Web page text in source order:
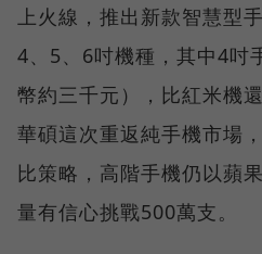
上火線，推出新款智慧型
4、5、6吋機種，其中4吋
幣約三千元），比紅米機
華碩這次重返純手機市場
比策略，高階手機仍以蘋
量有信心挑戰500萬支。